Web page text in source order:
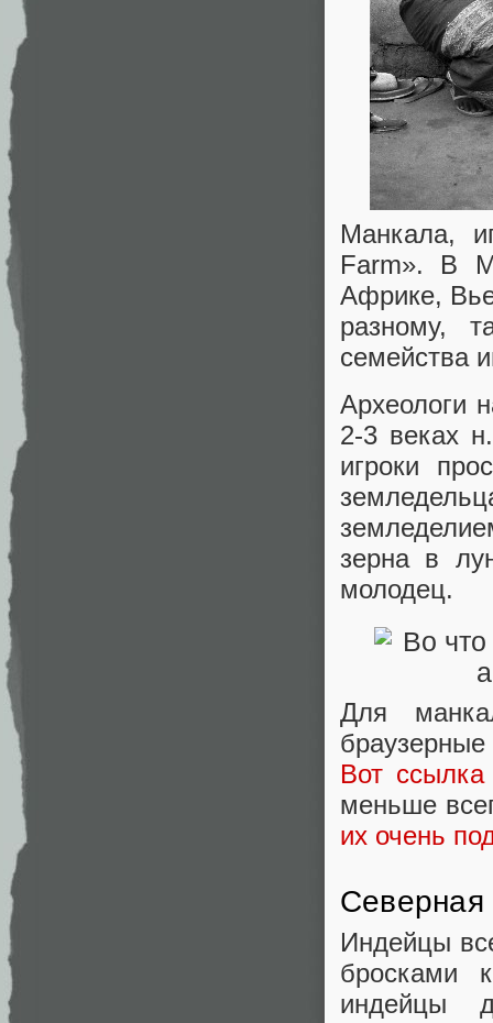
Манкала,
Farm». В
Африке,
разному,
семейства
Археологи
2-3 веках
игроки
зерна в
молодец.
Для
Вот
меньше
их очень
Индейцы
бросками
индейцы